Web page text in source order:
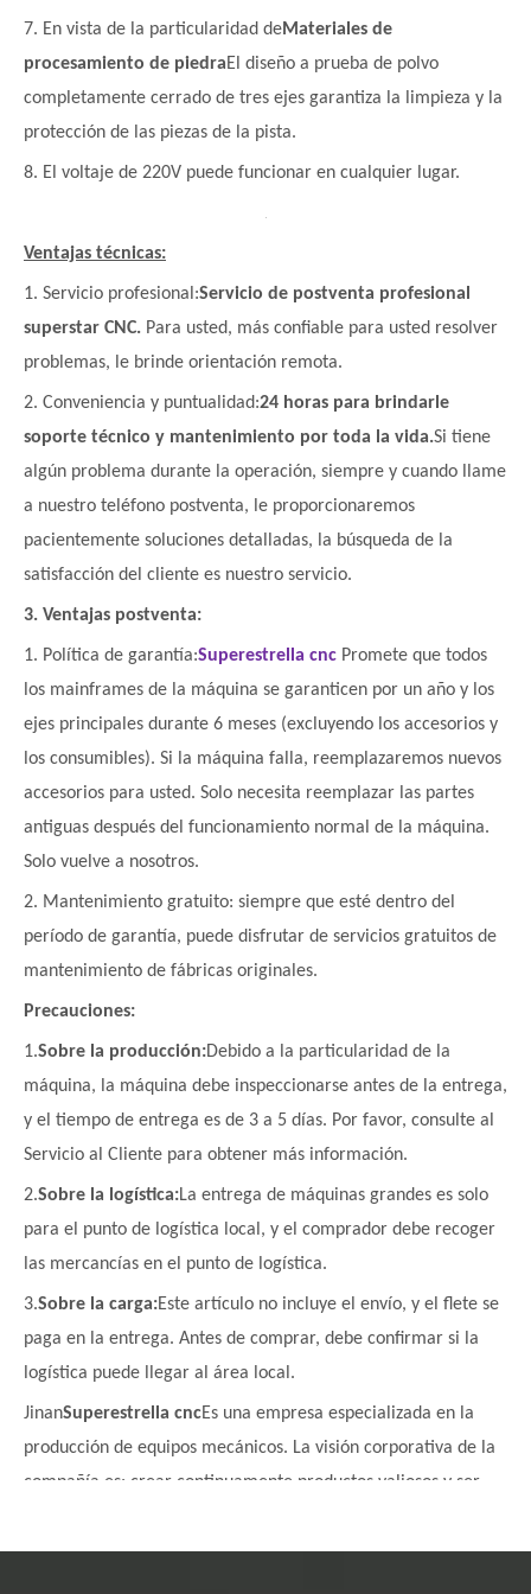
7. En vista de la particularidad deMateriales de
procesamiento de piedraEl diseño a prueba de polvo
completamente cerrado de tres ejes garantiza la limpieza y la
protección de las piezas de la pista.
8. El voltaje de 220V puede funcionar en cualquier lugar.
Ventajas técnicas:
1. Servicio profesional:Servicio de postventa profesional
superstar CNC. Para usted, más confiable para usted resolver
problemas, le brinde orientación remota.
2. Conveniencia y puntualidad:24 horas para brindarle
soporte técnico y mantenimiento por toda la vida.Si tiene
algún problema durante la operación, siempre y cuando llame
a nuestro teléfono postventa, le proporcionaremos
pacientemente soluciones detalladas, la búsqueda de la
satisfacción del cliente es nuestro servicio.
3. Ventajas postventa:
1. Política de garantía:Superestrella cnc Promete que todos
los mainframes de la máquina se garanticen por un año y los
ejes principales durante 6 meses (excluyendo los accesorios y
los consumibles). Si la máquina falla, reemplazaremos nuevos
accesorios para usted. Solo necesita reemplazar las partes
antiguas después del funcionamiento normal de la máquina.
Solo vuelve a nosotros.
2. Mantenimiento gratuito: siempre que esté dentro del
período de garantía, puede disfrutar de servicios gratuitos de
mantenimiento de fábricas originales.
Precauciones:
1.Sobre la producción:Debido a la particularidad de la
máquina, la máquina debe inspeccionarse antes de la entrega,
y el tiempo de entrega es de 3 a 5 días. Por favor, consulte al
Servicio al Cliente para obtener más información.
2.Sobre la logística:La entrega de máquinas grandes es solo
para el punto de logística local, y el comprador debe recoger
las mercancías en el punto de logística.
3.Sobre la carga:Este artículo no incluye el envío, y el flete se
paga en la entrega. Antes de comprar, debe confirmar si la
logística puede llegar al área local.
JinanSuperestrella cncEs una empresa especializada en la
producción de equipos mecánicos. La visión corporativa de la
compañía es: crear continuamente productos valiosos y ser
producción.y decenas de miles de máquinas de grabado